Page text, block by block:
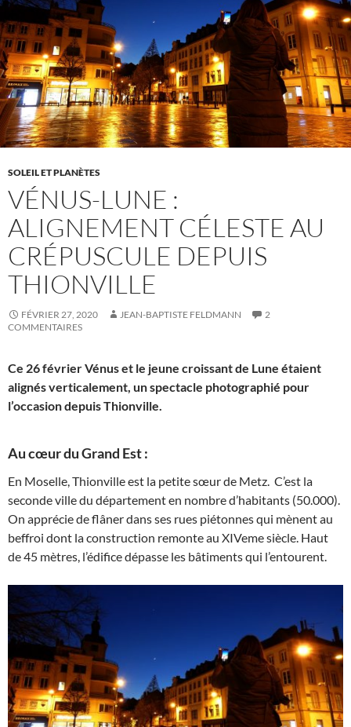
SOLEIL ET PLANÈTES
VÉNUS-LUNE :
ALIGNEMENT CÉLESTE AU
CRÉPUSCULE DEPUIS
THIONVILLE
FÉVRIER 27, 2020 JEAN-BAPTISTE FELDMANN
2
COMMENTAIRES
Ce 26 février Vénus et le jeune croissant de Lune étaient
alignés verticalement, un spectacle photographié pour
l’occasion depuis Thionville.
Au cœur du Grand Est :
En Moselle, Thionville est la petite sœur de Metz. C’est la
seconde ville du département en nombre d’habitants (50.000).
On apprécie de flâner dans ses rues piétonnes qui mènent au
beffroi dont la construction remonte au XIVeme siècle. Haut
de 45 mètres, l’édifice dépasse les bâtiments qui l’entourent.